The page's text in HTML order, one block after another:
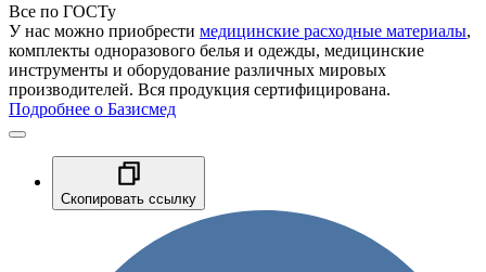
Все по ГОСТу
У нас можно приобрести медицинские расходные материалы,
комплекты одноразового белья и одежды, медицинские
инструменты и оборудование различных мировых
производителей. Вся продукция сертифицирована.
Подробнее о Базисмед
Скопировать ссылку